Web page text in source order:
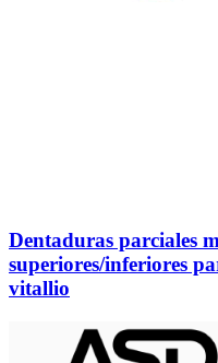
Dentaduras parciales
superiores/inferiores
vitallio